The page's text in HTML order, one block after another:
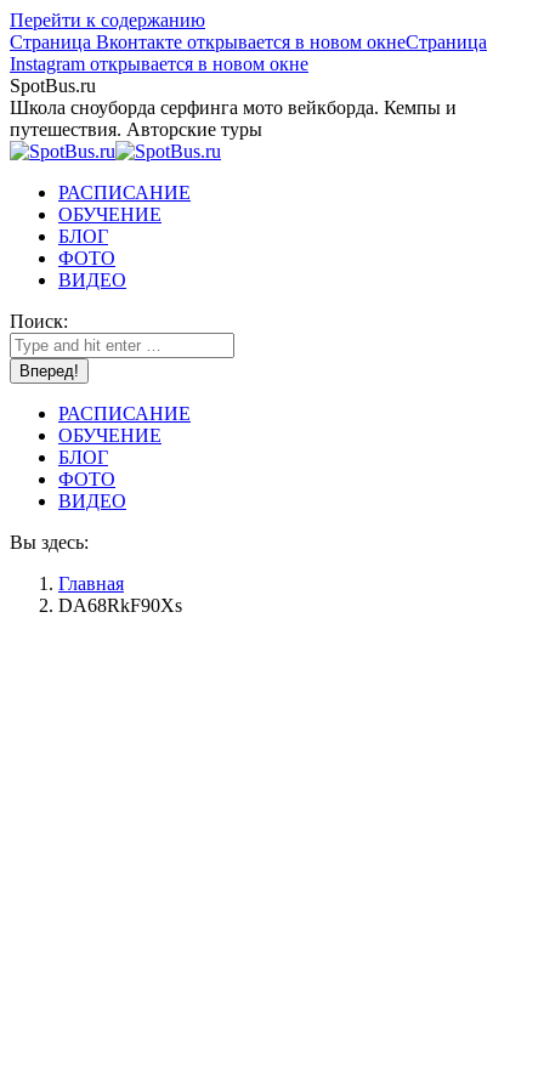
Перейти к содержанию
Страница Вконтакте открывается в новом окнеСтраница
Instagram открывается в новом окне
SpotBus.ru
Школа сноуборда серфинга мото вейкборда. Кемпы и
путешествия. Авторские туры
РАСПИСАНИЕ
ОБУЧЕНИЕ
БЛОГ
ФОТО
ВИДЕО
Поиск:
РАСПИСАНИЕ
ОБУЧЕНИЕ
БЛОГ
ФОТО
ВИДЕО
Вы здесь:
Главная
DA68RkF90Xs